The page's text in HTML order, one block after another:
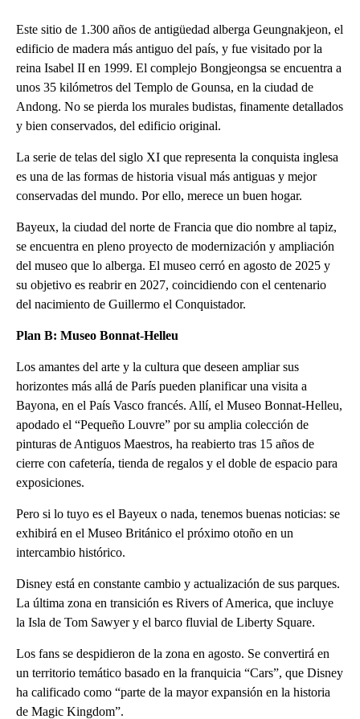
Este sitio de 1.300 años de antigüedad alberga Geungnakjeon, el
edificio de madera más antiguo del país, y fue visitado por la
reina Isabel II en 1999. El complejo Bongjeongsa se encuentra a
unos 35 kilómetros del Templo de Gounsa, en la ciudad de
Andong. No se pierda los murales budistas, finamente detallados
y bien conservados, del edificio original.
La serie de telas del siglo XI que representa la conquista inglesa
es una de las formas de historia visual más antiguas y mejor
conservadas del mundo. Por ello, merece un buen hogar.
Bayeux, la ciudad del norte de Francia que dio nombre al tapiz,
se encuentra en pleno proyecto de modernización y ampliación
del museo que lo alberga. El museo cerró en agosto de 2025 y
su objetivo es reabrir en 2027, coincidiendo con el centenario
del nacimiento de Guillermo el Conquistador.
Plan B: Museo Bonnat-Helleu
Los amantes del arte y la cultura que deseen ampliar sus
horizontes más allá de París pueden planificar una visita a
Bayona, en el País Vasco francés. Allí, el Museo Bonnat-Helleu,
apodado el “Pequeño Louvre” por su amplia colección de
pinturas de Antiguos Maestros, ha reabierto tras 15 años de
cierre con cafetería, tienda de regalos y el doble de espacio para
exposiciones.
Pero si lo tuyo es el Bayeux o nada, tenemos buenas noticias: se
exhibirá en el Museo Británico el próximo otoño en un
intercambio histórico.
Disney está en constante cambio y actualización de sus parques.
La última zona en transición es Rivers of America, que incluye
la Isla de Tom Sawyer y el barco fluvial de Liberty Square.
Los fans se despidieron de la zona en agosto. Se convertirá en
un territorio temático basado en la franquicia “Cars”, que Disney
ha calificado como “parte de la mayor expansión en la historia
de Magic Kingdom”.